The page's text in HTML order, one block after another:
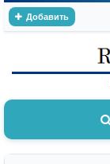
Добавить